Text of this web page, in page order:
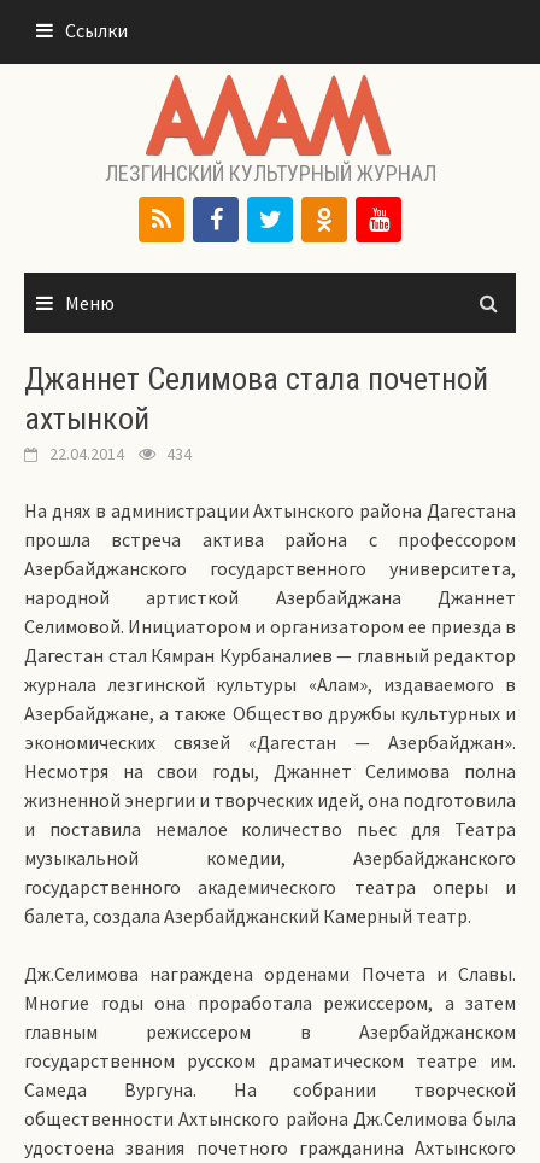
содержимому
Ссылки
ЛЕЗГИНСКИЙ КУЛЬТУРНЫЙ ЖУРНАЛ
Меню
Джаннет Селимова стала почетной
ахтынкой
22.04.2014 434
На днях в администрации Ахтынского района Дагестана
прошла встреча актива района с профессором
Азербайджанского государственного университета,
народной артисткой Азербайджана Джаннет
Селимовой. Инициатором и организатором ее приезда в
Дагестан стал Кямран Курбаналиев — главный редактор
журнала лезгинской культуры «Алам», издаваемого в
Азербайджане, а также Общество дружбы культурных и
экономических связей «Дагестан — Азербайджан».
Несмотря на свои годы, Джаннет Селимова полна
жизненной энергии и творческих идей, она подготовила
и поставила немалое количество пьес для Театра
музыкальной комедии, Азербайджанского
государственного академического театра оперы и
балета, создала Азербайджанский Камерный театр.
Дж.Селимова награждена орденами Почета и Славы.
Многие годы она проработала режиссером, а затем
главным режиссером в Азербайджанском
государственном русском драматическом театре им.
Самеда Вургуна. На собрании творческой
общественности Ахтынского района Дж.Селимова была
удостоена звания почетного гражданина Ахтынского